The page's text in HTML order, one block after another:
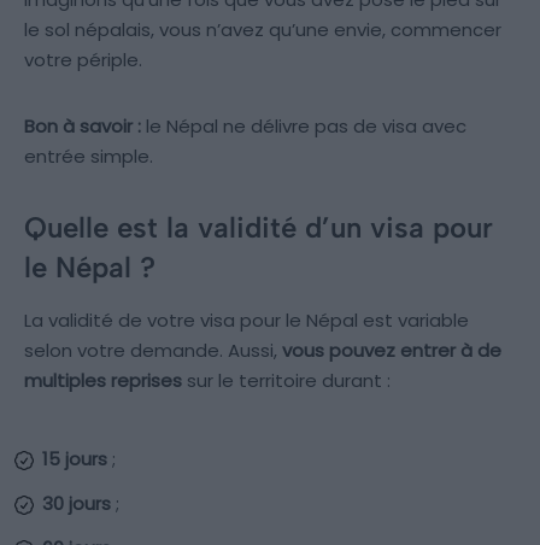
le sol népalais, vous n’avez qu’une envie, commencer
votre périple.
Bon à savoir : le Népal ne délivre pas de visa avec
entrée simple.
Quelle est la validité d’un visa pour
le Népal ?
La validité de votre visa pour le Népal est variable
selon votre demande. Aussi, vous pouvez entrer à de
multiples reprises sur le territoire durant :
15 jours ;
30 jours ;